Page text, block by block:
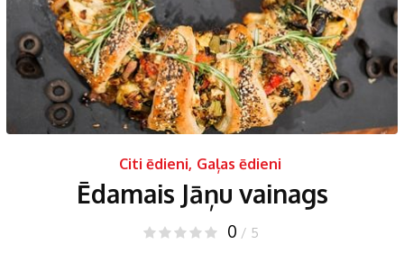
Citi ēdieni, Gaļas ēdieni
Ēdamais Jāņu vainags
0 / 5